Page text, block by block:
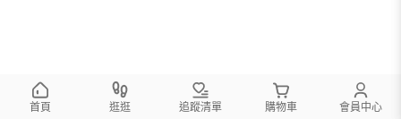
首頁 逛逛 追蹤清單 購物車 會員中心